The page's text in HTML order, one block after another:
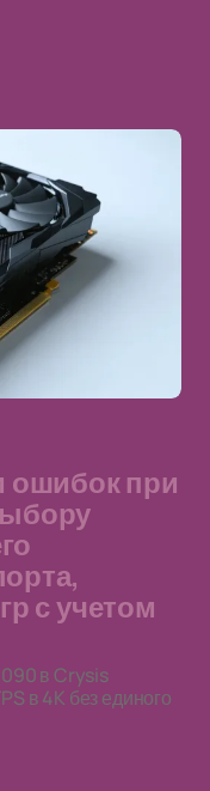
ошибок при
с учетом
в Crysis
в 4K без единого